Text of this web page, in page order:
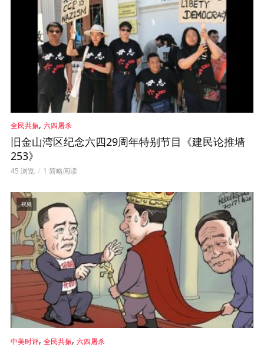
全民共振, 六四屠杀
旧金山湾区纪念六四29周年特别节目《建民论推墙
253》
45 浏览 1 简略阅读
视频
中美时评, 全民共振, 六四屠杀